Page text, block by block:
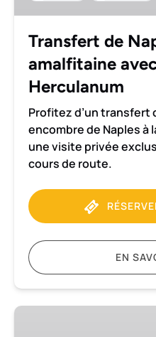
amalfitaine
visite
privée
Herculanum
Transfert de
amalfitaine
Herculanum
Profitez d’un transfert
encombre de Naples à
une visite privée
cours de route.
EN
Transfert